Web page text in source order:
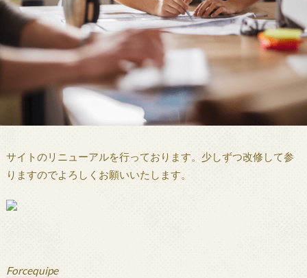
サイトのリニューアルを行っております。少しずつ改修して参
りますのでよろしくお願いいたします。
Forcequipe